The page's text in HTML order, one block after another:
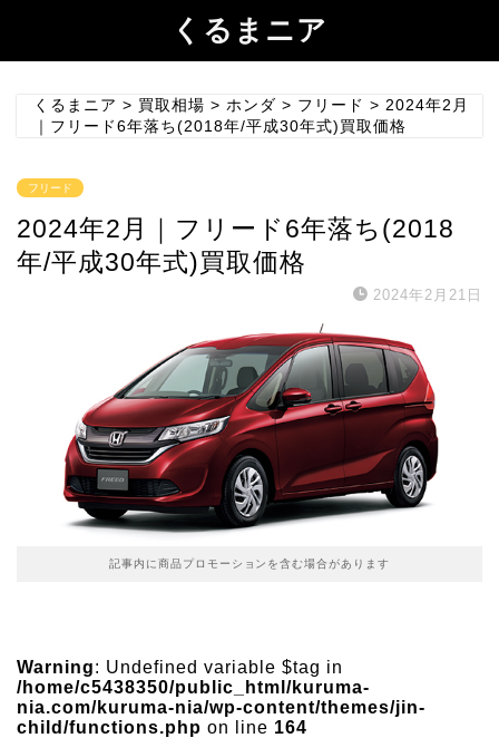
くるまニア
くるまニア > 買取相場 > ホンダ > フリード > 2024年2月
｜フリード6年落ち(2018年/平成30年式)買取価格
フリード
2024年2月｜フリード6年落ち(2018
年/平成30年式)買取価格
2024年2月21日
記事内に商品プロモーションを含む場合があります
Warning: Undefined variable $tag in
/home/c5438350/public_html/kuruma-
nia.com/kuruma-nia/wp-content/themes/jin-
child/functions.php on line 164